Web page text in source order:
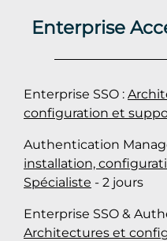
Enterprise
Enterprise SSO :
configuration et
Authentication
installation,
Spécialiste - 2 jours
Enterprise SSO &
Architectures et